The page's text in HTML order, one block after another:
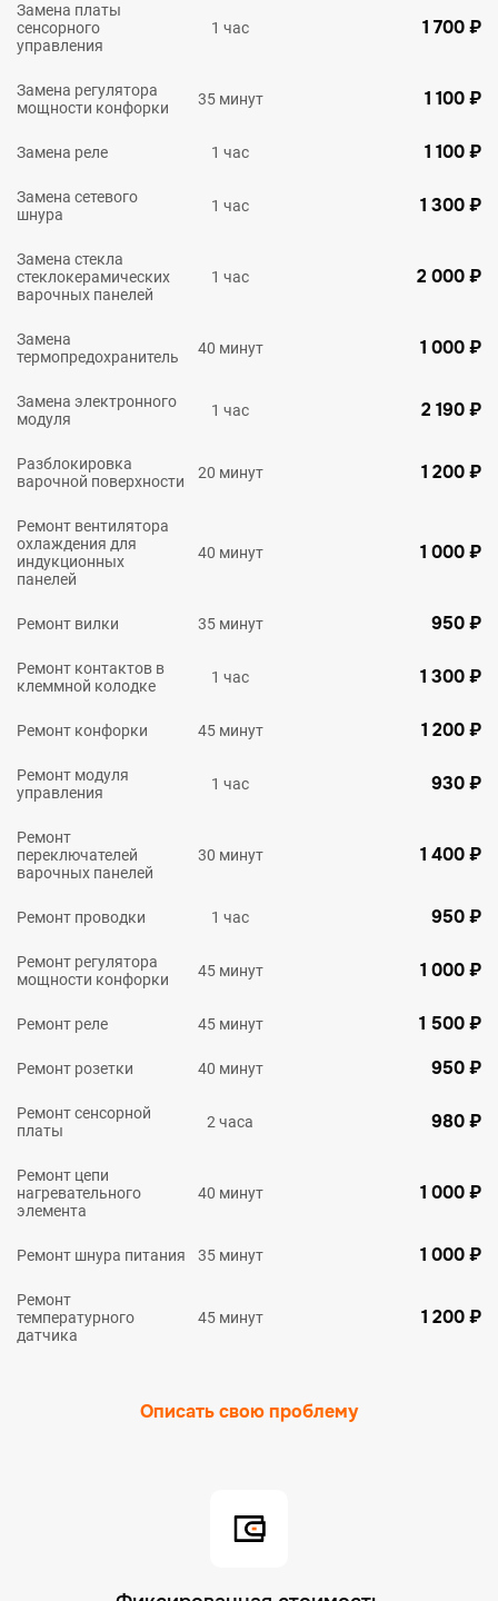
Замена платы
сенсорного
управления
1 час 1 700 ₽
Замена регулятора
мощности конфорки
35 минут 1 100 ₽
Замена реле 1 час 1 100 ₽
Замена сетевого
шнура
1 час 1 300 ₽
Замена стекла
стеклокерамических
варочных панелей
1 час 2 000 ₽
Замена
термопредохранитель
40 минут 1 000 ₽
Замена электронного
модуля
1 час 2 190 ₽
Разблокировка
варочной поверхности
20 минут 1 200 ₽
Ремонт вентилятора
охлаждения для
индукционных
панелей
40 минут 1 000 ₽
Ремонт вилки 35 минут 950 ₽
Ремонт контактов в
клеммной колодке
1 час 1 300 ₽
Ремонт конфорки 45 минут 1 200 ₽
Ремонт модуля
управления
1 час 930 ₽
Ремонт
переключателей
варочных панелей
30 минут 1 400 ₽
Ремонт проводки 1 час 950 ₽
Ремонт регулятора
мощности конфорки
45 минут 1 000 ₽
Ремонт реле 45 минут 1 500 ₽
Ремонт розетки 40 минут 950 ₽
Ремонт сенсорной
платы
2 часа 980 ₽
Ремонт цепи
нагревательного
элемента
40 минут 1 000 ₽
Ремонт шнура питания 35 минут 1 000 ₽
Ремонт
температурного
датчика
45 минут 1 200 ₽
Описать свою проблему